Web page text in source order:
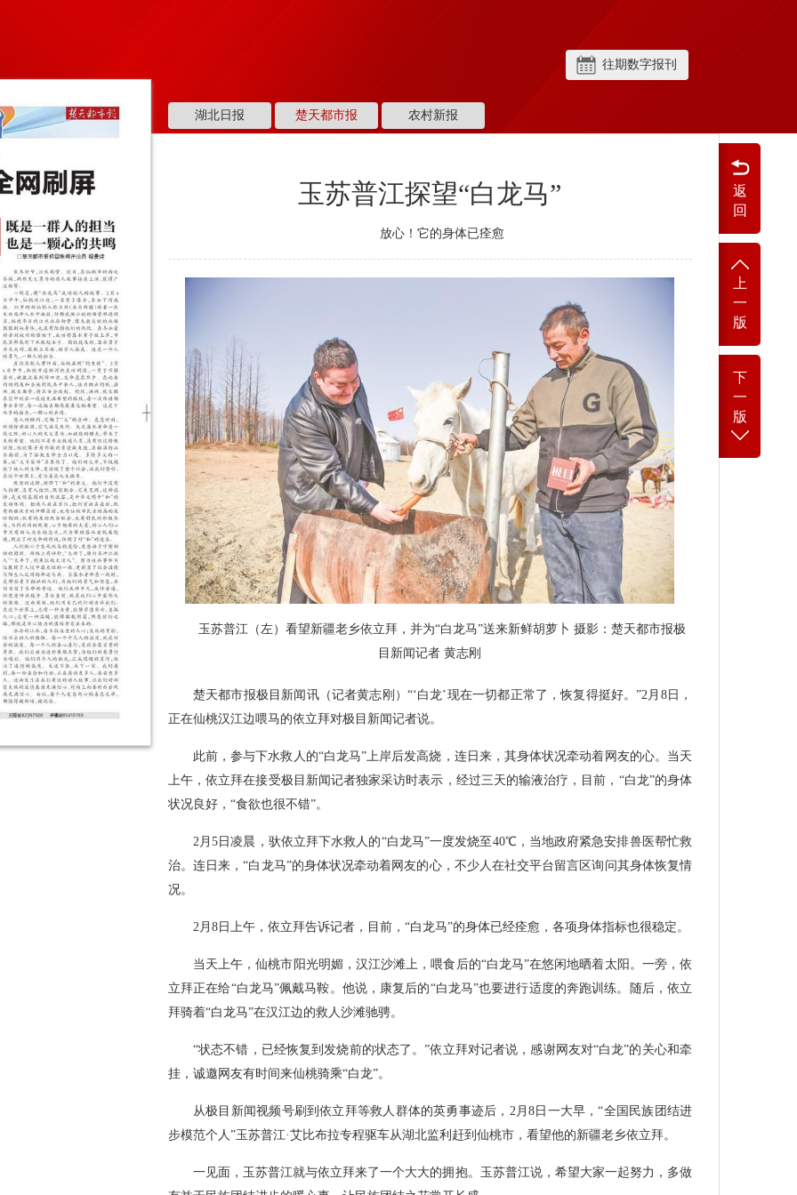
往期数字报刊
返
回
上
一
版
下
一
版
湖北日报 楚天都市报 农村新报
玉苏普江探望“白龙马”
放心！它的身体已痊愈
玉苏普江（左）看望新疆老乡依立拜，并为“白龙马”送来新鲜胡萝卜 摄影：楚天都市报极
目新闻记者 黄志刚
楚天都市报极目新闻讯（记者黄志刚）“‘白龙’现在一切都正常了，恢复得挺好。”2月8日，
正在仙桃汉江边喂马的依立拜对极目新闻记者说。
此前，参与下水救人的“白龙马”上岸后发高烧，连日来，其身体状况牵动着网友的心。当天
上午，依立拜在接受极目新闻记者独家采访时表示，经过三天的输液治疗，目前，“白龙”的身体
状况良好，“食欲也很不错”。
2月5日凌晨，驮依立拜下水救人的“白龙马”一度发烧至40℃，当地政府紧急安排兽医帮忙救
治。连日来，“白龙马”的身体状况牵动着网友的心，不少人在社交平台留言区询问其身体恢复情
况。
2月8日上午，依立拜告诉记者，目前，“白龙马”的身体已经痊愈，各项身体指标也很稳定。
当天上午，仙桃市阳光明媚，汉江沙滩上，喂食后的“白龙马”在悠闲地晒着太阳。一旁，依
立拜正在给“白龙马”佩戴马鞍。他说，康复后的“白龙马”也要进行适度的奔跑训练。随后，依立
拜骑着“白龙马”在汉江边的救人沙滩驰骋。
“状态不错，已经恢复到发烧前的状态了。”依立拜对记者说，感谢网友对“白龙”的关心和牵
挂，诚邀网友有时间来仙桃骑乘“白龙”。
从极目新闻视频号刷到依立拜等救人群体的英勇事迹后，2月8日一大早，“全国民族团结进
步模范个人”玉苏普江·艾比布拉专程驱车从湖北监利赶到仙桃市，看望他的新疆老乡依立拜。
一见面，玉苏普江就与依立拜来了一个大大的拥抱。玉苏普江说，希望大家一起努力，多做